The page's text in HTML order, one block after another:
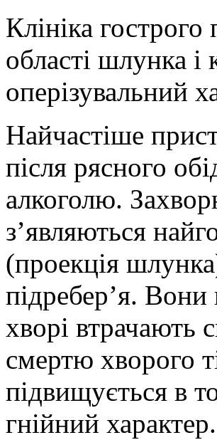
Клініка
області шлунка і
оперізувальний
Найчастіше
після рясного
алкоголю.
з’являються
(проекція
підребер’я.
хворі втрачають
смертю хворого
підвищується в
гнійний характер.